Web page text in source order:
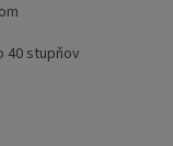
40 stupňov